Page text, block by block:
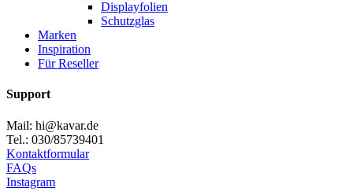
Displayfolien
Schutzglas
Marken
Inspiration
Für Reseller
Support
Mail: hi@kavar.de
Tel.: 030/85739401
Kontaktformular
FAQs
Instagram